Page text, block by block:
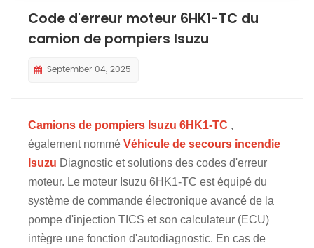
한국의 Türkçe
Melayu
中文 қазақ
Filipino မြန်မာ
српски
Code d'erreur moteur 6HK1-TC du
camion de pompiers Isuzu
September 04, 2025
Camions de pompiers Isuzu 6HK1-TC ,
également nommé Véhicule de secours incendie
Isuzu Diagnostic et solutions des codes d'erreur
moteur. Le moteur Isuzu 6HK1-TC est équipé du
système de commande électronique avancé de la
pompe d'injection TICS et son calculateur (ECU)
intègre une fonction d'autodiagnostic. En cas de